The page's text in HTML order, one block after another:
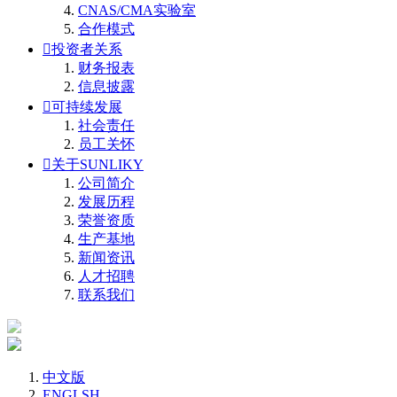
CNAS/CMA实验室
合作模式
投资者关系
财务报表
信息披露
可持续发展
社会责任
员工关怀
关于SUNLIKY
公司简介
发展历程
荣誉资质
生产基地
新闻资讯
人才招聘
联系我们
中文版